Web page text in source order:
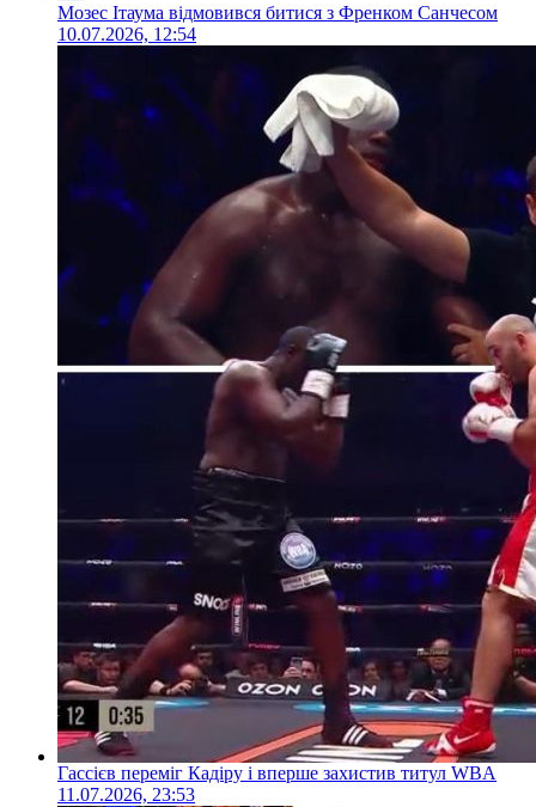
Мозес Ітаума відмовився битися з Френком Санчесом
10.07.2026, 12:54
Гассієв переміг Кадіру і вперше захистив титул WBA
11.07.2026, 23:53